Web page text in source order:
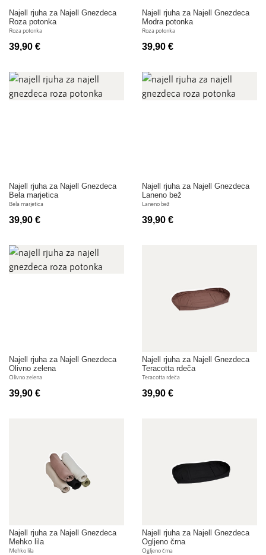
Najell rjuha za Najell Gnezdeca
Roza potonka
Roza potonka
39,90 €
Najell rjuha za Najell Gnezdeca
Modra potonka
Roza potonka
39,90 €
Najell rjuha za Najell Gnezdeca
Bela marjetica
Bela marjetica
39,90 €
Najell rjuha za Najell Gnezdeca
Laneno bež
Laneno bež
39,90 €
Najell rjuha za Najell Gnezdeca
Olivno zelena
Olivno zelena
39,90 €
Najell rjuha za Najell Gnezdeca
Teracotta rdeča
Teracotta rdeča
39,90 €
Najell rjuha za Najell Gnezdeca
Mehko lila
Mehko lila
Najell rjuha za Najell Gnezdeca
Ogljeno črna
Ogljeno črna